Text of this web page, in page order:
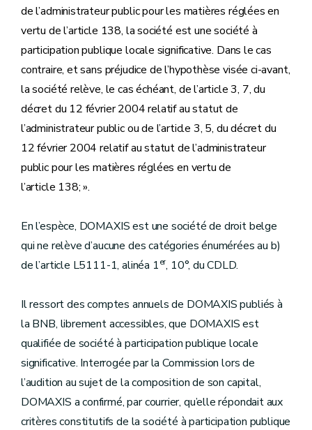
de l’administrateur public pour les matières réglées en
vertu de l’article 138, la société est une société à
participation publique locale significative. Dans le cas
contraire, et sans préjudice de l’hypothèse visée ci-avant,
la société relève, le cas échéant, de l’article 3, 7, du
décret du 12 février 2004 relatif au statut de
l’administrateur public ou de l’article 3, 5, du décret du
12 février 2004 relatif au statut de l’administrateur
public pour les matières réglées en vertu de
l’article 138; ».
En l’espèce, DOMAXIS est une société de droit belge
qui ne relève d’aucune des catégories énumérées au b)
de l’article L5111-1, alinéa 1er, 10°, du CDLD.
Il ressort des comptes annuels de DOMAXIS publiés à
la BNB, librement accessibles, que DOMAXIS est
qualifiée de société à participation publique locale
significative. Interrogée par la Commission lors de
l’audition au sujet de la composition de son capital,
DOMAXIS a confirmé, par courrier, qu’elle répondait aux
critères constitutifs de la société à participation publique